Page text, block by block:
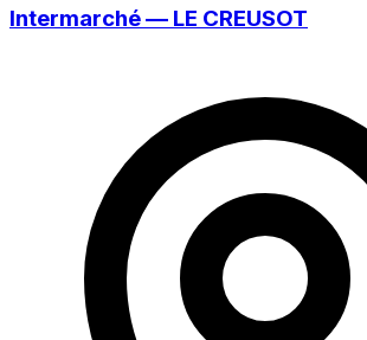
Intermarché — LE CREUSOT